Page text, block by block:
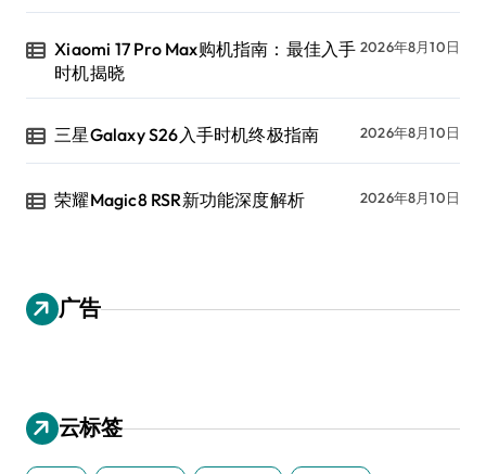
Xiaomi 17 Pro Max购机指南：最佳入手
时机揭晓
2026年8月10日
三星Galaxy S26入手时机终极指南 2026年8月10日
荣耀Magic8 RSR新功能深度解析 2026年8月10日
广告
云标签